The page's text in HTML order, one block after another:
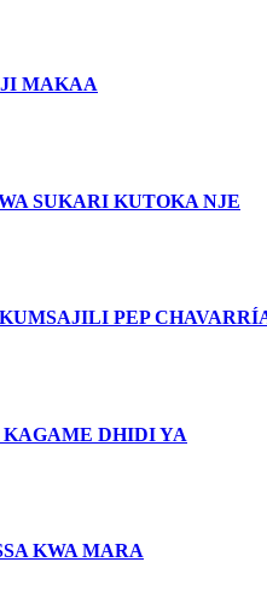
MAKAA
SUKARI KUTOKA NJE
PEP
DHIDI YA
KWA MARA